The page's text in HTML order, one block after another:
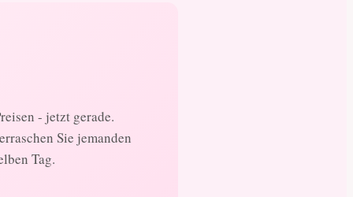
- jetzt gerade.
Sie jemanden
Tag.